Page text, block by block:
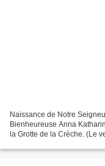
Naissance de Notre
Bienheureuse Anna
la Grotte de la Crèche. (Le